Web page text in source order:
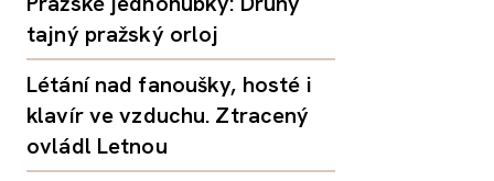
tajný pražský orloj
Létání nad fanoušky, hosté i
klavír ve vzduchu. Ztracený
ovládl Letnou